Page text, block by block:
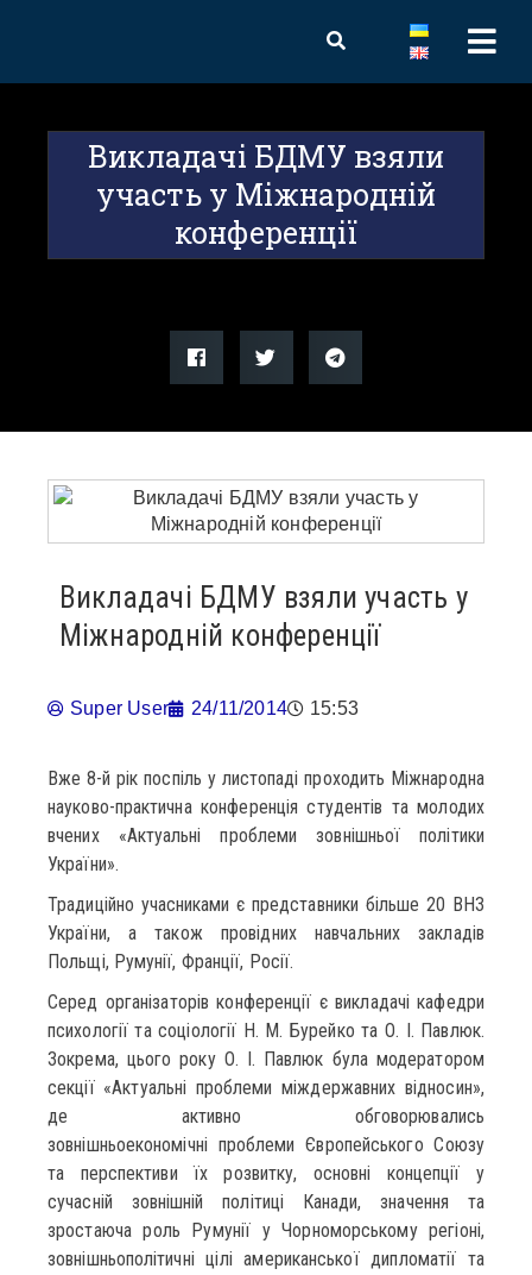
Викладачі БДМУ взяли
участь у Міжнародній
конференції
Викладачі БДМУ взяли участь у
Міжнародній конференції
Super User 24/11/2014 15:53
Вже 8-й рік поспіль у листопаді проходить Міжнародна
науково-практична конференція студентів та молодих
вчених «Актуальні проблеми зовнішньої політики
України».
Традиційно учасниками є представники більше 20 ВНЗ
України, а також провідних навчальних закладів
Польщі, Румунії, Франції, Росії.
Серед організаторів конференції є викладачі кафедри
психології та соціології Н. М. Бурейко та О. І. Павлюк.
Зокрема, цього року О. І. Павлюк була модератором
секції «Актуальні проблеми міждержавних відносин»,
де активно обговорювались
зовнішньоекономічні проблеми Європейського Союзу
та перспективи їх розвитку, основні концепції у
сучасній зовнішній політиці Канади, значення та
зростаюча роль Румунії у Чорноморському регіоні,
зовнішньополітичні цілі американської дипломатії та